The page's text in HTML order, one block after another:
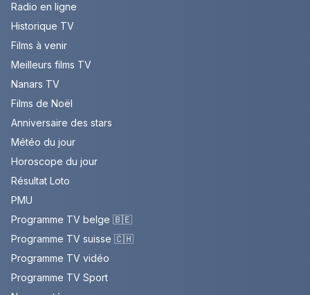
Radio en ligne
Historique TV
Films à venir
Meilleurs films TV
Nanars TV
Films de Noël
Anniversaire des stars
Météo du jour
Horoscope du jour
Résultat Loto
PMU
Programme TV belge 🇧🇪
Programme TV suisse 🇨🇭
Programme TV vidéo
Programme TV Sport